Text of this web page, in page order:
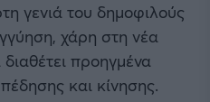
γενιά του δημοφιλούς
χάρη στη νέα
προηγμένα
και κίνησης.